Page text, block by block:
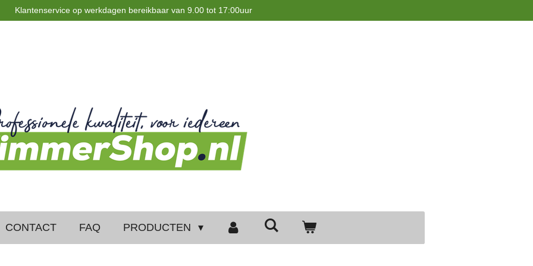
Klantenservice op werkdagen bereikbaar van 9.00 tot 17:00uur
CONTACT FAQ PRODUCTEN